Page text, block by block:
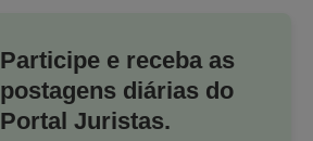
Participe e receba as
postagens diárias do
Portal Juristas.